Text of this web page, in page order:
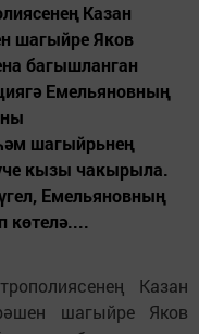
Казан
шагыйре Яков
багышланган
Емельяновның
шагыйрьнең
кызы чакырыла.
Емельяновның
көтелә....
Казан
шагыйре Яков